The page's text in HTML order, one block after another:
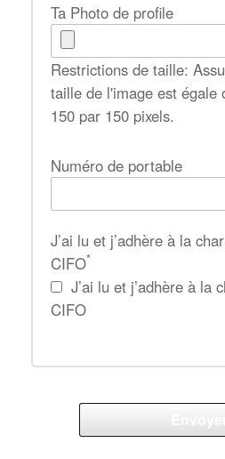
Ta Photo de profile
Restrictions de taille:
taille de l'image est égale
150 par 150 pixels.
Numéro de portable
J’ai lu et j’adhère à la
CIFO*
CIFO